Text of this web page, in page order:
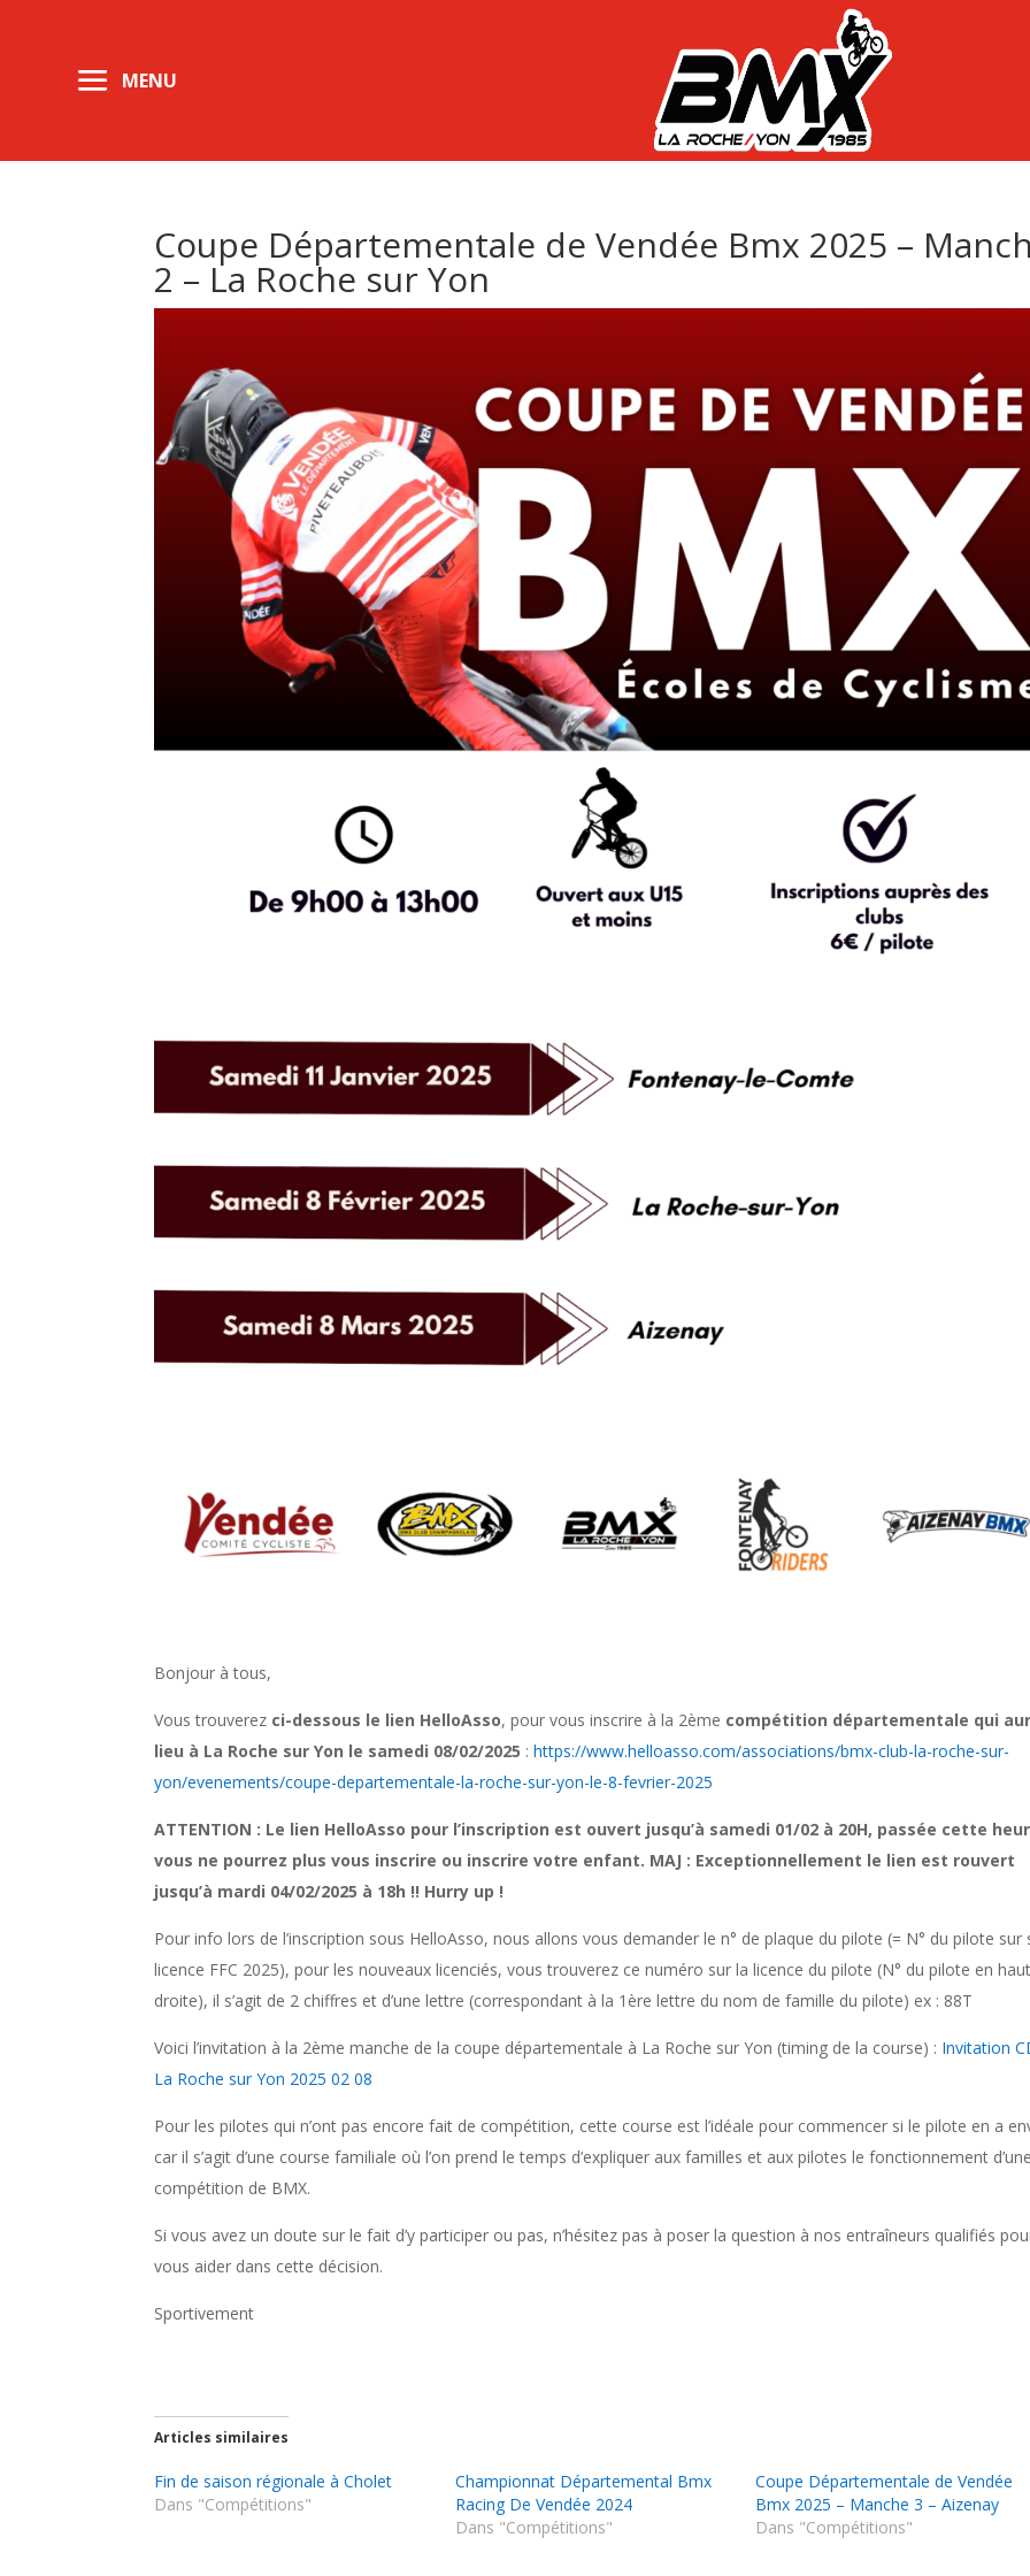
Coupe Départementale de Vendée Bmx 2025 –
2 – La Roche sur Yon
Bonjour à tous,
Vous trouverez ci-dessous le lien HelloAsso, pour vous inscrire à la 2ème compétition départementale qui
lieu à La Roche sur Yon le samedi 08/02/2025 :https://www.helloasso.com/associations/bmx-club-la-roche-sur-
yon/evenements/coupe-departementale-la-roche-sur-yon-le-8-fevrier-2025
ATTENTION : Le lien HelloAsso pour l’inscription est ouvert jusqu’à samedi 01/02 à 20H, passée cette
vous ne pourrez plus vous inscrire ou inscrire votre enfant. MAJ : Exceptionnellement le lien est rouvert
jusqu’à mardi 04/02/2025 à 18h !! Hurry up !
Pour info lors de l’inscription sous HelloAsso, nous allons vous demander le n° de plaque du pilote (= N° du pilote sur
licence FFC 2025), pour les nouveaux licenciés, vous trouverez ce numéro sur la licence du pilote (N° du pilote en
droite), il s’agit de 2 chiffres et d’une lettre (correspondant à la 1ère lettre du nom de famille du pilote) ex : 88T
Voici l’invitation à la 2ème manche de la coupe départementale à La Roche sur Yon (timing de la course) : Invitation
La Roche sur Yon 2025 02 08
Pour les pilotes qui n’ont pas encore fait de compétition, cette course est l’idéale pour commencer si le pilote en a
car il s’agit d’une course familiale où l’on prend le temps d’expliquer aux familles et aux pilotes le fonctionnement d’une
compétition de BMX.
Si vous avez un doute sur le fait d’y participer ou pas, n’hésitez pas à poser la question à nos entraîneurs qualifiés
vous aider dans cette décision.
Sportivement
Articles similaires
Fin de saison régionale à Cholet
Dans "Compétitions"
Championnat Départemental Bmx
Racing De Vendée 2024
Dans "Compétitions"
Coupe Départementale de Vendée
Bmx 2025 – Manche 3 – Aizenay
Dans "Compétitions"